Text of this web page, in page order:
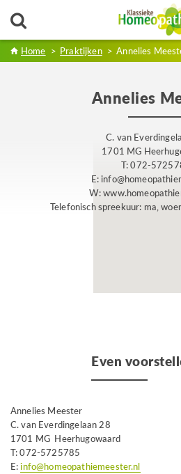
Home > Praktijken > Annelies
Annelies
C. van
1701 MG
T: 072-
E:
W:
Telefonisch spreekuur: ma,
Even
Annelies Meester
C. van Everdingelaan 28
1701 MG Heerhugowaard
T: 072-5725785
E:info@homeopathiemeester.nl